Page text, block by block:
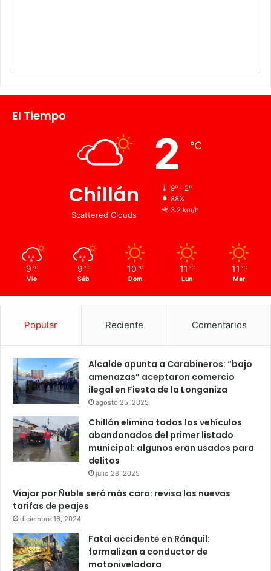
El Tiempo
Chillán
Scattered Clouds
2 ℃
9º - 2º
88%
3.2 km/h
9 ℃
Vie
9 ℃
Sáb
10 ℃
Dom
11 ℃
Lun
11 ℃
Mar
Popular Reciente Comentarios
Alcalde apunta a Carabineros: “bajo
amenazas” aceptaron comercio
ilegal en Fiesta de la Longaniza
agosto 25, 2025
Chillán elimina todos los vehículos
abandonados del primer listado
municipal: algunos eran usados para
delitos
julio 28, 2025
Viajar por Ñuble será más caro: revisa las nuevas
tarifas de peajes
diciembre 16, 2024
Fatal accidente en Ránquil:
formalizan a conductor de
motoniveladora